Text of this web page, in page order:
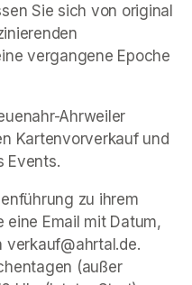
Sie sich von original
vergangene Epoche
Ahrweiler
Kartenvorverkauf und
Events.
zu ihrem
Email mit Datum,
verkauf@ahrtal.de.
(außer